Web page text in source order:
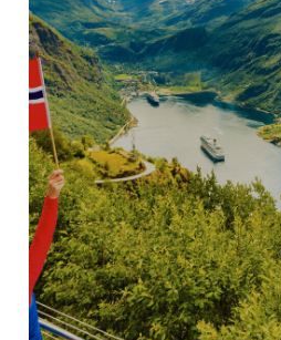
auf Kurs zur
Traumziele zwischen
Vom arktischen Tromsø
MEHR